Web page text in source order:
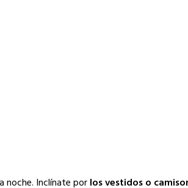
noche. Inclínate porlos vestidos o